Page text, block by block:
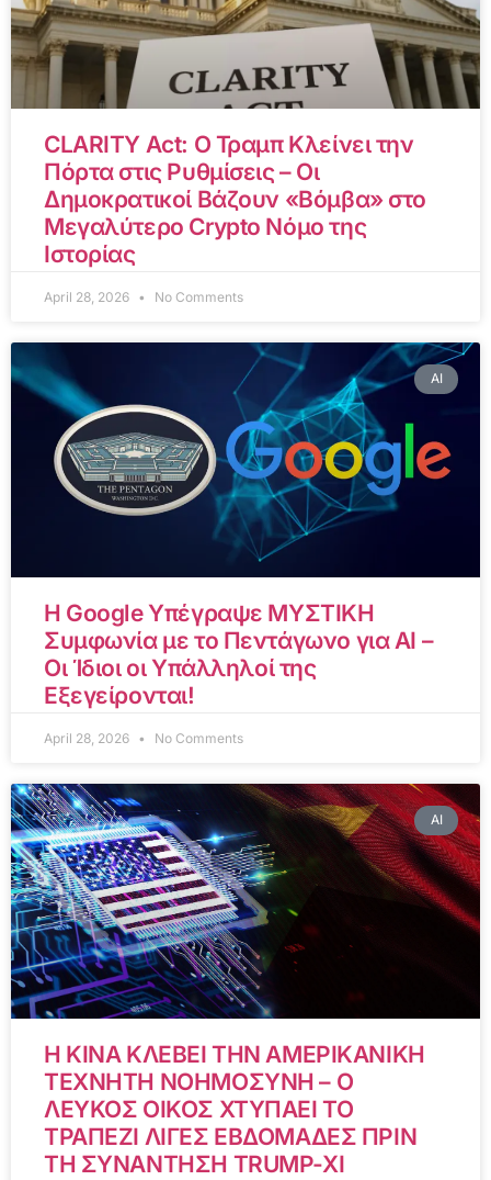
CLARITY Act: Ο Τραμπ Κλείνει την
Πόρτα στις Ρυθμίσεις – Οι
Δημοκρατικοί Βάζουν «Βόμβα» στο
Μεγαλύτερο Crypto Νόμο της
Ιστορίας
April 28, 2026 No Comments
AI
Η Google Υπέγραψε ΜΥΣΤΙΚΗ
Συμφωνία με το Πεντάγωνο για AI –
Οι Ίδιοι οι Υπάλληλοί της
Εξεγείρονται!
April 28, 2026 No Comments
AI
Η ΚΙΝΑ ΚΛΕΒΕΙ ΤΗΝ ΑΜΕΡΙΚΑΝΙΚΗ
ΤΕΧΝΗΤΗ ΝΟΗΜΟΣΥΝΗ – Ο
ΛΕΥΚΟΣ ΟΙΚΟΣ ΧΤΥΠΑΕΙ ΤΟ
ΤΡΑΠΕΖΙ ΛΙΓΕΣ ΕΒΔΟΜΑΔΕΣ ΠΡΙΝ
ΤΗ ΣΥΝΑΝΤΗΣΗ TRUMP-XI